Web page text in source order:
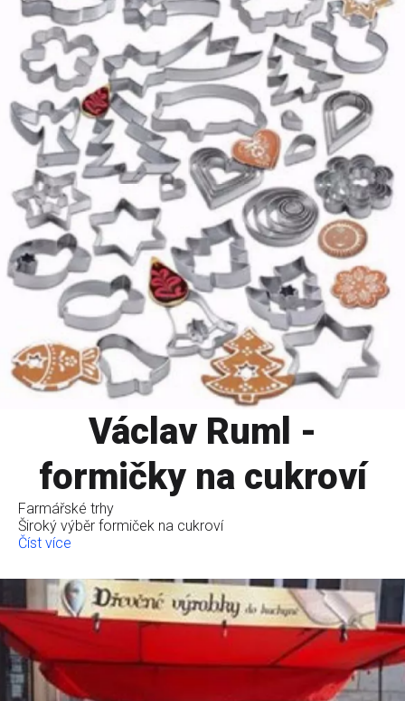
Václav Ruml -
formičky na cukroví
Farmářské trhy
Široký výběr formiček na cukroví
Číst více